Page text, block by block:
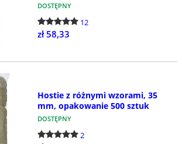
DOSTĘPNY
12
zł 58,33
Hostie z różnymi wzorami, 35
mm, opakowanie 500 sztuk
DOSTĘPNY
2